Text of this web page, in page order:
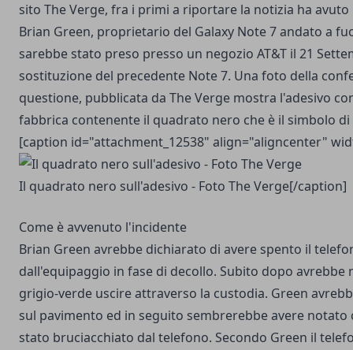
sito The Verge, fra i primi a riportare la notizia ha
Brian Green, proprietario del Galaxy Note 7 andato a
sarebbe stato preso presso un negozio AT&T il 21
sostituzione del precedente Note 7. Una foto della
questione, pubblicata da The Verge mostra l'adesivo
fabbrica contenente il quadrato nero che è il simbolo
[caption id="attachment_12538" align="aligncenter"
Il quadrato nero sull'adesivo - Foto The Verge[/caption]
Come è avvenuto l'incidente
Brian Green avrebbe dichiarato di avere spento il
dall'equipaggio in fase di decollo. Subito dopo
grigio-verde uscire attraverso la custodia. Green
sul pavimento ed in seguito sembrerebbe avere notato
stato bruciacchiato dal telefono. Secondo Green il